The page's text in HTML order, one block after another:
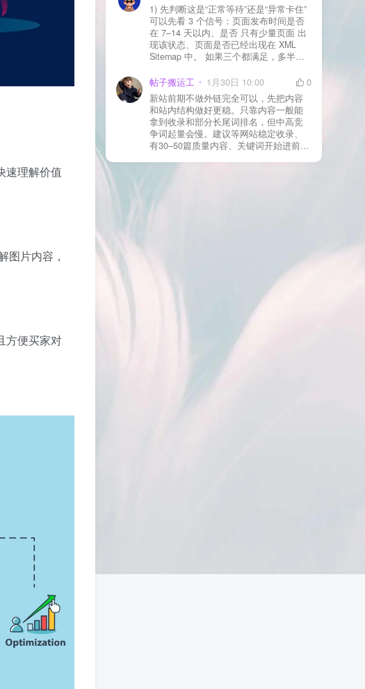
速理解价值
图片内容，
方便买家对
口路径”（结账页和回调接口不应缓存）
看服务器错误日志是否有 500/致命错误
导致回调执行中断 解决方案： 放行 wp-
json、wc-api、支付网关回调 URL（按网
关文档配置） 关闭结账页的缓存与 JS
合并压缩测试一次 若使用 Cloudflare：
则
1) 先判断这是“正常等待”还是“异常卡住”
可以先看 3 个信号：页面发布时间是否
在 7–14 天以内、是否 只有少量页面 出
现该状态、页面是否已经出现在 XML
Sitemap 中。 如果三个都满足，多半属
手。 2) 什么情况下“等”是没用的？ 以下
情况基本不会靠时间自动解决：页面几
乎没有内链（孤立页）、内容与站内已
有页面高度相似、canonical 指向了别的
URL、同一主题短时间发布太多相似文
章。 这种情况下，Google 已经抓取，但
判断“当前不值得进入索引”。 3) 最有效
的人工干预方式（不折腾） 优先做这 3
确认 canonical 为自指，避免被判定为重
关键词、随意改 URL 或标题 这些操作会
让 Google 重新评估页面稳定性，反而拖
慢收录。 5) 一个实用判断标准 如果一篇
文章：已被抓取、没有 noindex / robots
问题、有至少 1–2 条相关内链、内容明
显解决了一个独立问题，那它 是否被收
录，只是时间问题，不是插件问题。
帖子搬运工 1月30日 10:00
0
新站前期不做外链完全可以，先把内容
和站内结构做好更稳。只靠内容一般能
拿到收录和部分长尾词排名，但中高竞
争词起量会慢。建议等网站稳定收录、
有30–50篇质量内容、关键词开始进前